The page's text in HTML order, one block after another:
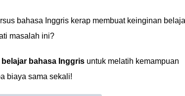
bahasa Inggris kerap membuat keinginan
masalah ini?
bahasa Inggris untuk melatih kemampuan
biaya sama sekali!